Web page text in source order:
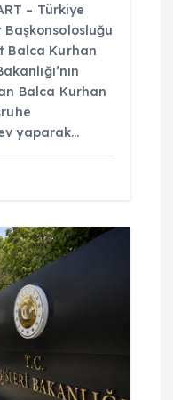
– Türkiye
Balca Kurhan
Balca Kurhan
yaparak…